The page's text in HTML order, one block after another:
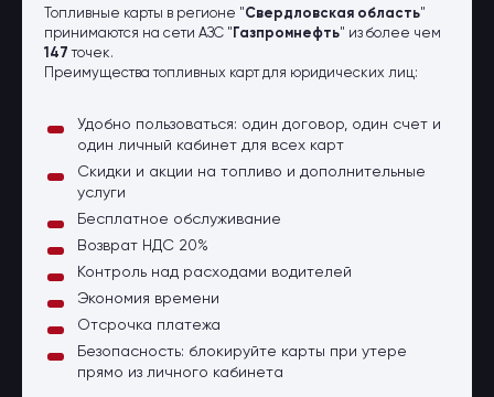
Топливные карты в регионе "Свердловская область"
принимаются на сети АЗС " Газпромнефть" из более чем
147 точек.
Преимущества топливных карт для юридических лиц:
Удобно пользоваться: один договор, один счет и
один личный кабинет для всех карт
Скидки и акции на топливо и дополнительные
услуги
Бесплатное обслуживание
Возврат НДС 20%
Контроль над расходами водителей
Экономия времени
Отсрочка платежа
Безопасность: блокируйте карты при утере
прямо из личного кабинета